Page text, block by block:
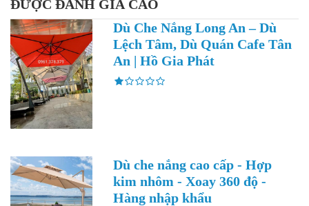
ĐƯỢC ĐÁNH GIÁ CAO
Dù Che Nắng Long An – Dù
Lệch Tâm, Dù Quán Cafe Tân
An | Hồ Gia Phát
Dù che nắng cao cấp - Hợp
kim nhôm - Xoay 360 độ -
Hàng nhập khẩu